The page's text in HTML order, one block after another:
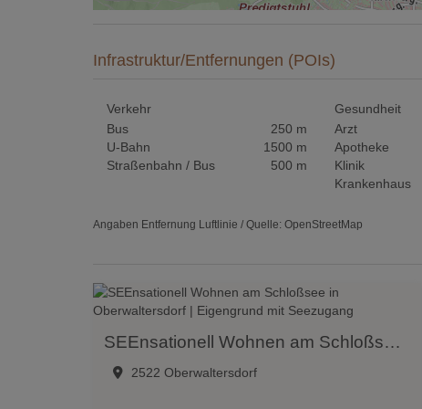
Infrastruktur/Entfernungen (POIs)
Verkehr
Bus
250 m
U-Bahn
1500 m
Straßenbahn / Bus
500 m
Gesundheit
Arzt
Apotheke
Klinik
Krankenhaus
Angaben Entfernung Luftlinie / Quelle: OpenStreetMap
SEEnsationell Wohnen am Schloßsee in Oberwaltersdorf | Eigengrund mit Seezugang
2522 Oberwaltersdorf